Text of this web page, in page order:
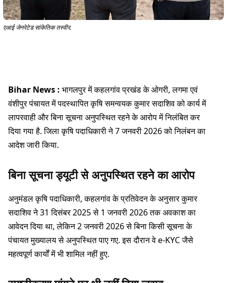
एआई जेनरेटेड सांकेतिक तस्वीर.
Bihar News : भागलपुर में कहलगांव प्रखंड के ओगरी, लगमा एवं
वंशीपुर पंचायत में पदस्थापित कृषि समन्वयक कुमार सदाशिव को कार्य में
लापरवाही और बिना सूचना अनुपस्थित रहने के आरोप में निलंबित कर
दिया गया है. जिला कृषि पदाधिकारी ने 7 जनवरी 2026 को निलंबन का
आदेश जारी किया.
बिना सूचना ड्यूटी से अनुपस्थित रहने का आरोप
अनुमंडल कृषि पदाधिकारी, कहलगांव के प्रतिवेदन के अनुसार कुमार
सदाशिव ने 31 दिसंबर 2025 से 1 जनवरी 2026 तक अवकाश का
आवेदन दिया था, लेकिन 2 जनवरी 2026 से बिना किसी सूचना के
पंचायत मुख्यालय से अनुपस्थित पाए गए. इस दौरान वे e-KYC जैसे
महत्वपूर्ण कार्यों में भी शामिल नहीं हुए.